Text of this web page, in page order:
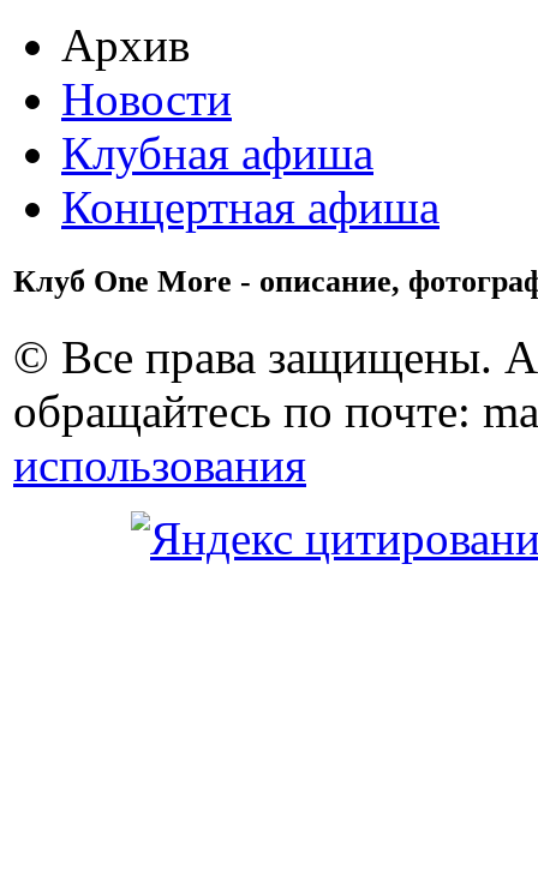
Архив
Новости
Клубная афиша
Концертная афиша
Клуб One More - описание,
© Все права защищены.
обращайтесь по почте:
использования